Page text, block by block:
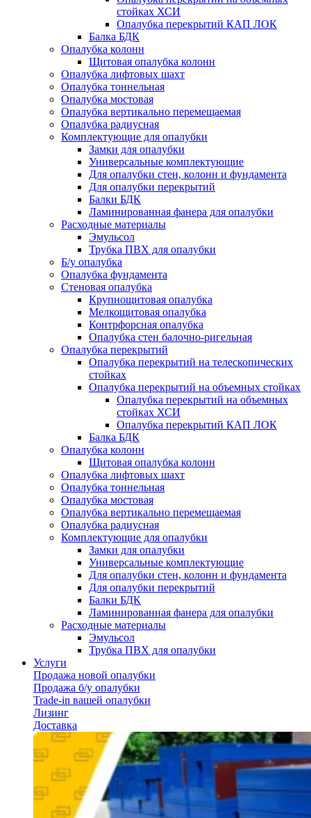
стойках ХСИ
Опалубка перекрытий КАП ЛОК
Балка БДК
Опалубка колонн
Щитовая опалубка колонн
Опалубка лифтовых шахт
Опалубка тоннельная
Опалубка мостовая
Опалубка вертикально перемещаемая
Опалубка радиусная
Комплектующие для опалубки
Замки для опалубки
Универсальные комплектующие
Для опалубки стен, колонн и фундамента
Для опалубки перекрытий
Балки БДК
Ламинированная фанера для опалубки
Расходные материалы
Эмульсол
Трубка ПВХ для опалубки
Б/у опалубка
Опалубка фундамента
Стеновая опалубка
Крупнощитовая опалубка
Мелкощитовая опалубка
Контрфорсная опалубка
Опалубка стен балочно-ригельная
Опалубка перекрытий
Опалубка перекрытий на телескопических
стойках
Опалубка перекрытий на объемных стойках
Опалубка перекрытий на объемных
стойках ХСИ
Опалубка перекрытий КАП ЛОК
Балка БДК
Опалубка колонн
Щитовая опалубка колонн
Опалубка лифтовых шахт
Опалубка тоннельная
Опалубка мостовая
Опалубка вертикально перемещаемая
Опалубка радиусная
Комплектующие для опалубки
Замки для опалубки
Универсальные комплектующие
Для опалубки стен, колонн и фундамента
Для опалубки перекрытий
Балки БДК
Ламинированная фанера для опалубки
Расходные материалы
Эмульсол
Трубка ПВХ для опалубки
Услуги
Продажа новой опалубки
Продажа б/у опалубки
Trade-in вашей опалубки
Лизинг
Доставка